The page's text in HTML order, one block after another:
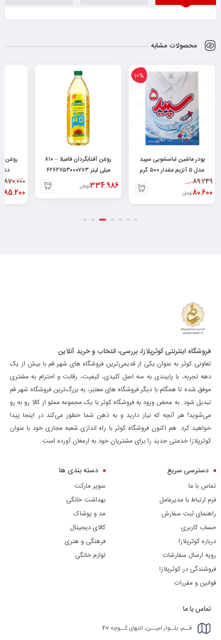
محصولات مشابه
10%
سپید
مدل ۵ آنزیم مقدار ۵۰۰ گرم
روغن آفتابگردان فامیلا – ۸۱۰
میلی لیتر ۶۲۶۲۷۵۳۰۰۰۷۷۳
334.986
روغن زیتون تصفیه شده
دشت – ۵۰۰ میلی لیتر
۶۲۶۰۴۷۳۷۱۵۵۹۵870.000
785.200
فروشگاه اینترنتی کوثرپلازا، بررسی، انتخاب و خرید آنلاین
تعاونی کوثر به عنوان یکی از قدیمی‌ترین فروشگاه های شهر قم با بیش از یک
دهه تجربه، با پایبندی به سه اصل کلیدی، کیفیت، رقابت و احترام به مشتری
موفق شده تا همگام با دیگر فروشگاه های معتبر، به بزرگ‌ترین فروشگاه شهر قم
تبدیل شود. به محض ورود به فروشگاه کوثر با یک مجموعه مملو از کالا رو به رو
می‌شوید! هر آنچه که نیاز دارید و به ذهن شما خطور می‌کند در اینجا پیدا
خواهید کرد. هم اکنون فروشگاه کوثر با راه اندازی شعبه مجازی خود با عنوان
کوثرپلازا خدمتی جدید را برای مشتریان خود به ارمغان آورده است.
دسترسی سریع
تماس با ما
فرم ارتباط با مدیرعامل
راهنمای ثبت سفارش
حساب کاربری
درباره کوثرپلازا
رویه ارسال سفارشات
فروشندگی در کوثرپلازا
قوانین و مقررات
دسته بندی ها
سوپر مارکت
بهداشت خانگی
مد و پوشاک
کالای دیجیتال
فرهنگی و هنری
لوازم خانگی
تماس با ما
قــم، بلــوار امیــن، انتهای کــوچه 47